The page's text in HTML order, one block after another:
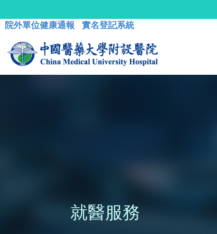
院外單位健康通報 實名登記系統
就醫服務